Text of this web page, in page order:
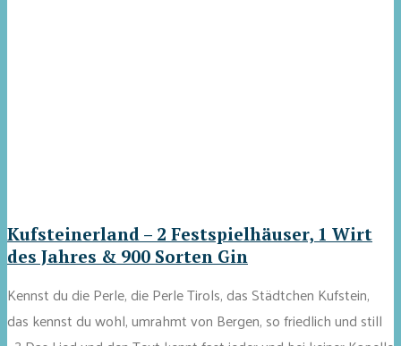
Kufsteinerland – 2 Festspielhäuser, 1 Wirt
des Jahres & 900 Sorten Gin
Kennst du die Perle, die Perle Tirols, das Städtchen Kufstein,
das kennst du wohl, umrahmt von Bergen, so friedlich und still